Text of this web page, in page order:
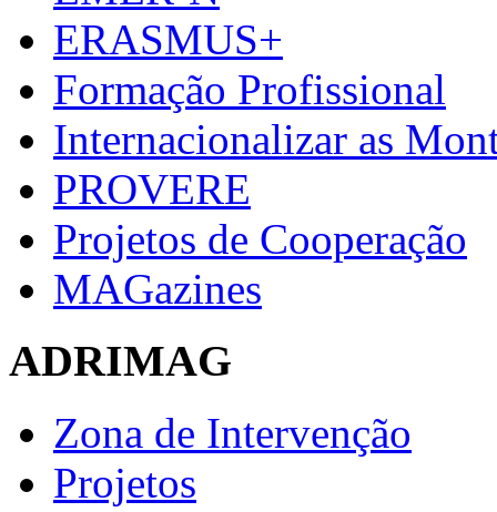
ERASMUS+
Formação Profissional
Internacionalizar as
PROVERE
Projetos de Cooperação
MAGazines
ADRIMAG
Zona de Intervenção
Projetos